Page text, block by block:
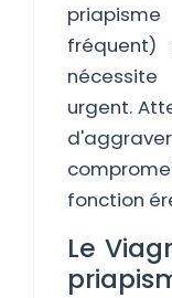
urgent.
fonction
Le